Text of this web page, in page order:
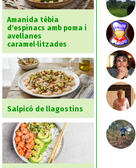
Amanida tèbia
d'espinacs amb poma i
avellanes
caramel·litzades
Salpicó de llagostins